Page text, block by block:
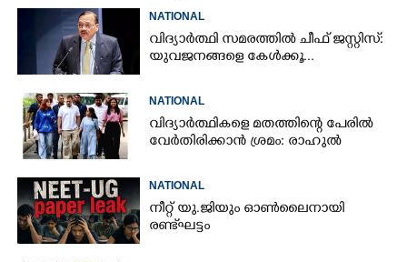
NATIONAL
വിദ്യാർത്ഥി സമരത്തിൽ ചീഫ് ജസ്റ്റിസ്:
യുവജനങ്ങളെ കേൾക്കൂ...
NATIONAL
വിദ്യാർത്ഥികളെ മതത്തിന്റെ പേരിൽ
വേർതിരിക്കാൻ ശ്രമം: രാഹുൽ
NATIONAL
നീറ്റ് യു.ജിയും ഓൺലൈനായി
രണ്ട് ഘട്ടം